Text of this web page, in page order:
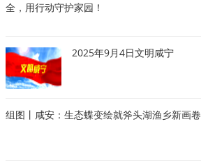
全，用行动守护家园！
2025年9月4日文明咸宁
组图丨咸安：生态蝶变绘就斧头湖渔乡新画卷